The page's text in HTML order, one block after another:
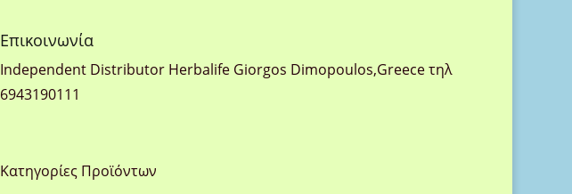
Eπικοινωνία
Ιndependent Distributor Herbalife Giorgos Dimopoulos,Greece τηλ
6943190111
Κατηγορίες Προϊόντων